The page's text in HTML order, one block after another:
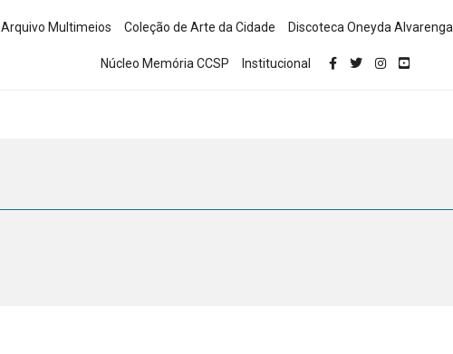
Arquivo Multimeios Coleção de Arte da Cidade Discoteca Oneyda Alvarenga
Núcleo Memória CCSP Institucional